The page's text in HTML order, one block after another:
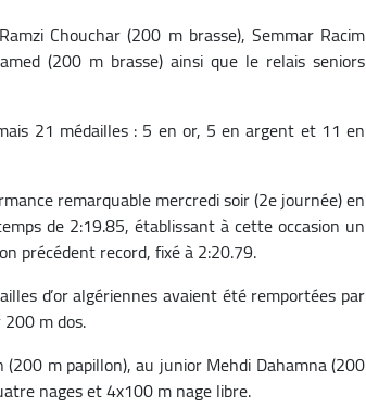
Chouchar (200 m brasse), Semmar Racim
(200 m brasse) ainsi que le relais seniors
21 médailles : 5 en or, 5 en argent et 11 en
remarquable mercredi soir (2e journée) en
de 2:19.85, établissant à cette occasion un
précédent record, fixé à 2:20.79.
d’or algériennes avaient été remportées par
m dos.
m papillon), au junior Mehdi Dahamna (200
nages et 4x100 m nage libre.